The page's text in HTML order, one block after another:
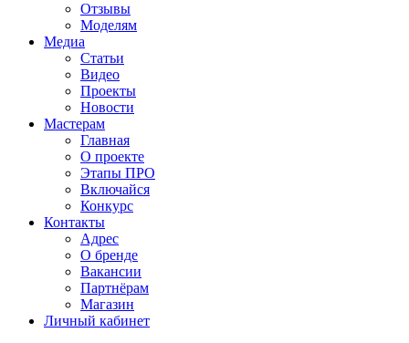
Отзывы
Моделям
Медиа
Статьи
Видео
Проекты
Новости
Мастерам
Главная
О проекте
Этапы ПРО
Включайся
Конкурс
Контакты
Адрес
О бренде
Вакансии
Партнёрам
Магазин
Личный кабинет